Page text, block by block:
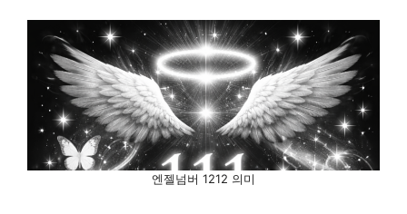
엔젤넘버 1212 의미